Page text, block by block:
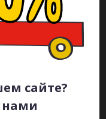
сайте?
нами